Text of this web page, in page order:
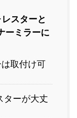
スターと
ーミラーに
取付け可
ターが大丈